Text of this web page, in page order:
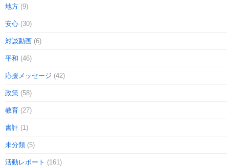
地方 (9)
安心 (30)
対談動画 (6)
平和 (46)
応援メッセージ (42)
政策 (58)
教育 (27)
書評 (1)
未分類 (5)
活動レポート (161)